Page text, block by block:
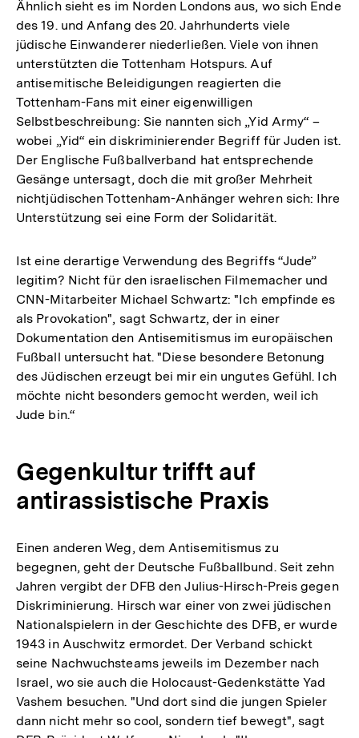
Fußnote
Ähnlich sieht es im Norden Londons aus, wo sich Ende
des 19. und Anfang des 20. Jahrhunderts viele
jüdische Einwanderer niederließen. Viele von ihnen
unterstützten die Tottenham Hotspurs. Auf
antisemitische Beleidigungen reagierten die
Tottenham-Fans mit einer eigenwilligen
Selbstbeschreibung: Sie nannten sich „Yid Army“ –
wobei „Yid“ ein diskriminierender Begriff für Juden ist.
Der Englische Fußballverband hat entsprechende
Gesänge untersagt, doch die mit großer Mehrheit
nichtjüdischen Tottenham-Anhänger wehren sich: Ihre
Unterstützung sei eine Form der Solidarität.
Ist eine derartige Verwendung des Begriffs “Jude”
legitim? Nicht für den israelischen Filmemacher und
CNN-Mitarbeiter Michael Schwartz: "Ich empfinde es
als Provokation", sagt Schwartz, der in einer
Dokumentation den Antisemitismus im europäischen
Fußball untersucht hat. "Diese besondere Betonung
des Jüdischen erzeugt bei mir ein ungutes Gefühl. Ich
möchte nicht besonders gemocht werden, weil ich
Jude bin.“
Gegenkultur trifft auf
antirassistische Praxis
Einen anderen Weg, dem Antisemitismus zu
begegnen, geht der Deutsche Fußballbund. Seit zehn
Jahren vergibt der DFB den Julius-Hirsch-Preis gegen
Diskriminierung. Hirsch war einer von zwei jüdischen
Nationalspielern in der Geschichte des DFB, er wurde
1943 in Auschwitz ermordet. Der Verband schickt
seine Nachwuchsteams jeweils im Dezember nach
Israel, wo sie auch die Holocaust-Gedenkstätte Yad
Vashem besuchen. "Und dort sind die jungen Spieler
dann nicht mehr so cool, sondern tief bewegt", sagt